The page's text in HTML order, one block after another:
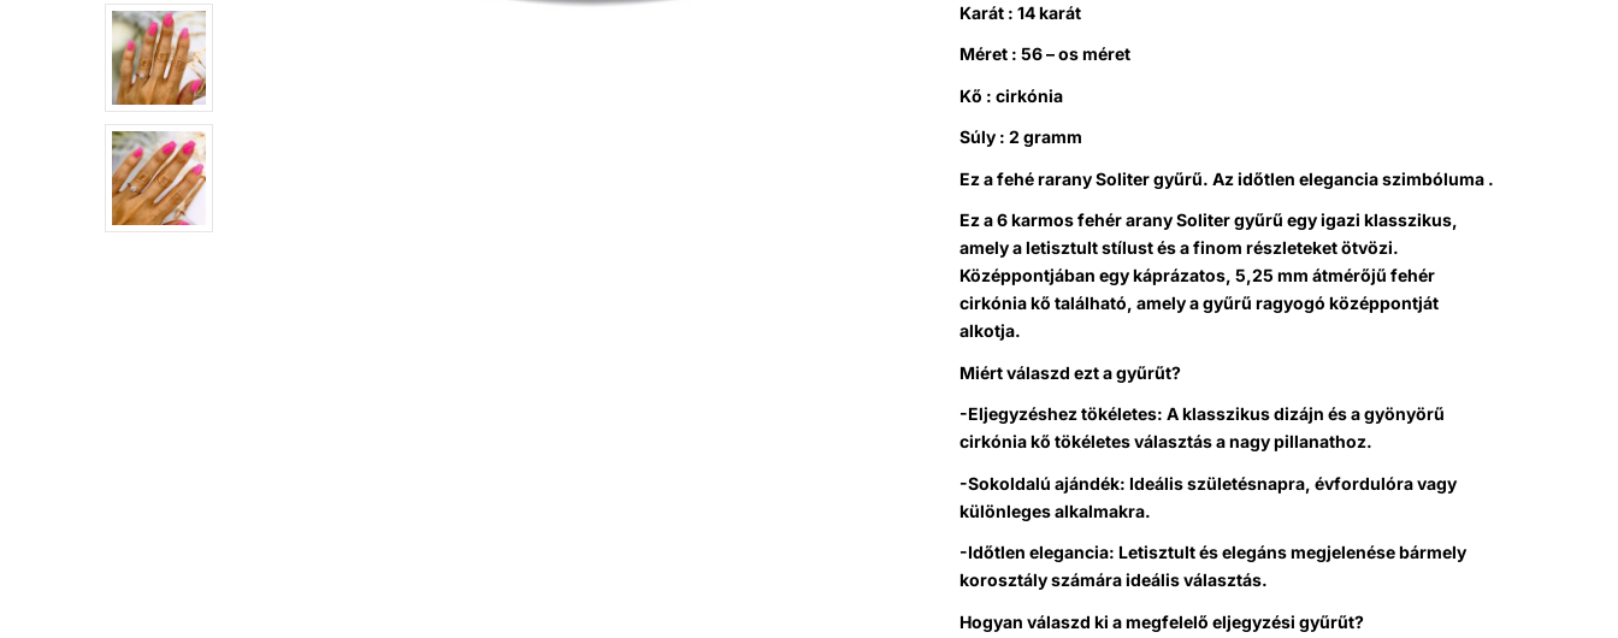
Karát : 14 karát
Méret : 56 – os méret
Kő : cirkónia
Súly : 2 gramm
Ez a fehé rarany Soliter gyűrű. Az időtlen elegancia szimbóluma .
Ez a 6 karmos fehér arany Soliter gyűrű egy igazi klasszikus,
amely a letisztult stílust és a finom részleteket ötvözi.
Középpontjában egy káprázatos, 5,25 mm átmérőjű fehér
cirkónia kő található, amely a gyűrű ragyogó középpontját
alkotja.
Miért válaszd ezt a gyűrűt?
-Eljegyzéshez tökéletes: A klasszikus dizájn és a gyönyörű
cirkónia kő tökéletes választás a nagy pillanathoz.
-Sokoldalú ajándék: Ideális születésnapra, évfordulóra vagy
különleges alkalmakra.
-Időtlen elegancia: Letisztult és elegáns megjelenése bármely
korosztály számára ideális választás.
Hogyan válaszd ki a megfelelő eljegyzési gyűrűt?